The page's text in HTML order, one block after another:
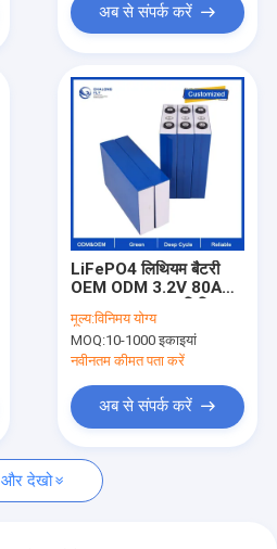
अब से संपर्क करें
LiFePO4 लिथियम बैटरी
OEM ODM 3.2V 80AH
100AH 280AH लिथियम
आयन बैटरी सेल 320AH डीप
साइकल लिथियम बैटरी पैक
मूल्य:विनिमय योग्य
MOQ:10-1000 इकाइयां
नवीनतम कीमत पता करें
अब से संपर्क करें
और देखो